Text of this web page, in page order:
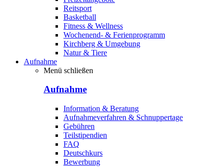
Reitsport
Basketball
Fitness & Wellness
Wochenend- & Ferienprogramm
Kirchberg & Umgebung
Natur & Tiere
Aufnahme
Menü schließen
Aufnahme
Information & Beratung
Aufnahmeverfahren & Schnuppertage
Gebühren
Teilstipendien
FAQ
Deutschkurs
Bewerbung